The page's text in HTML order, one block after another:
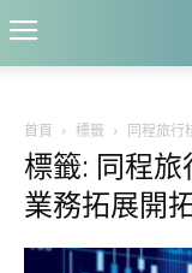
首頁 標籤 同程旅行
標籤: 同程
業務拓展開